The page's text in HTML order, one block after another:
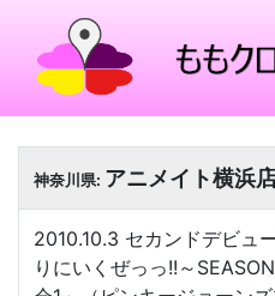
神奈川県: アニメイト横浜
2010.10.3 セカンドデビュ
りにいくぜっっ!!～